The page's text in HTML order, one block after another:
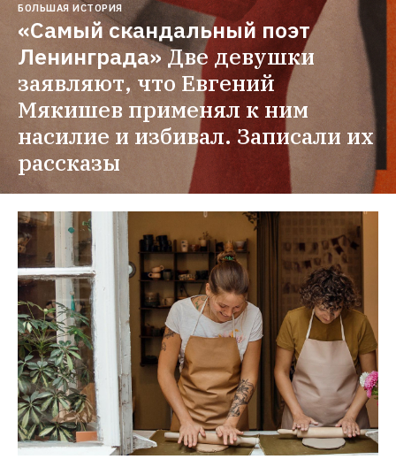
БОЛЬШАЯ ИСТОРИЯ
«Самый скандальный поэт
Ленинграда»Две девушки
заявляют, что Евгений
Мякишев применял к ним
насилие и избивал. Записали их
рассказы